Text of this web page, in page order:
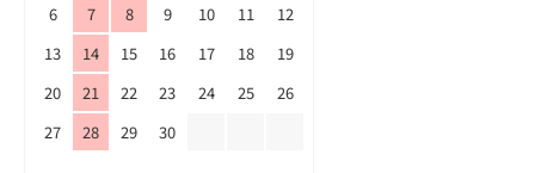
6
7 8 9 10 11
12
13
14 15 16 17 18
19
20
21 22 23 24 25
26
27
28 29 30